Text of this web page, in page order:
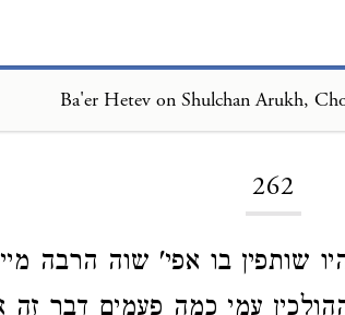
Ba'er Hetev on Shulchan Arukh,
262
שותפין בו אפי' שוה הרבה